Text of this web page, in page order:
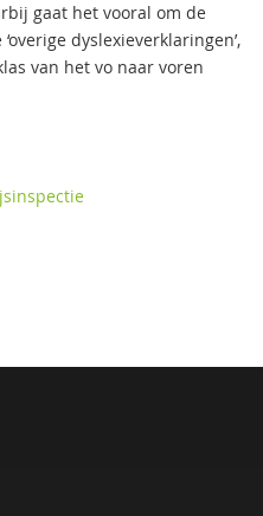
gaat het vooral om de
dyslexieverklaringen’,
van het vo naar voren